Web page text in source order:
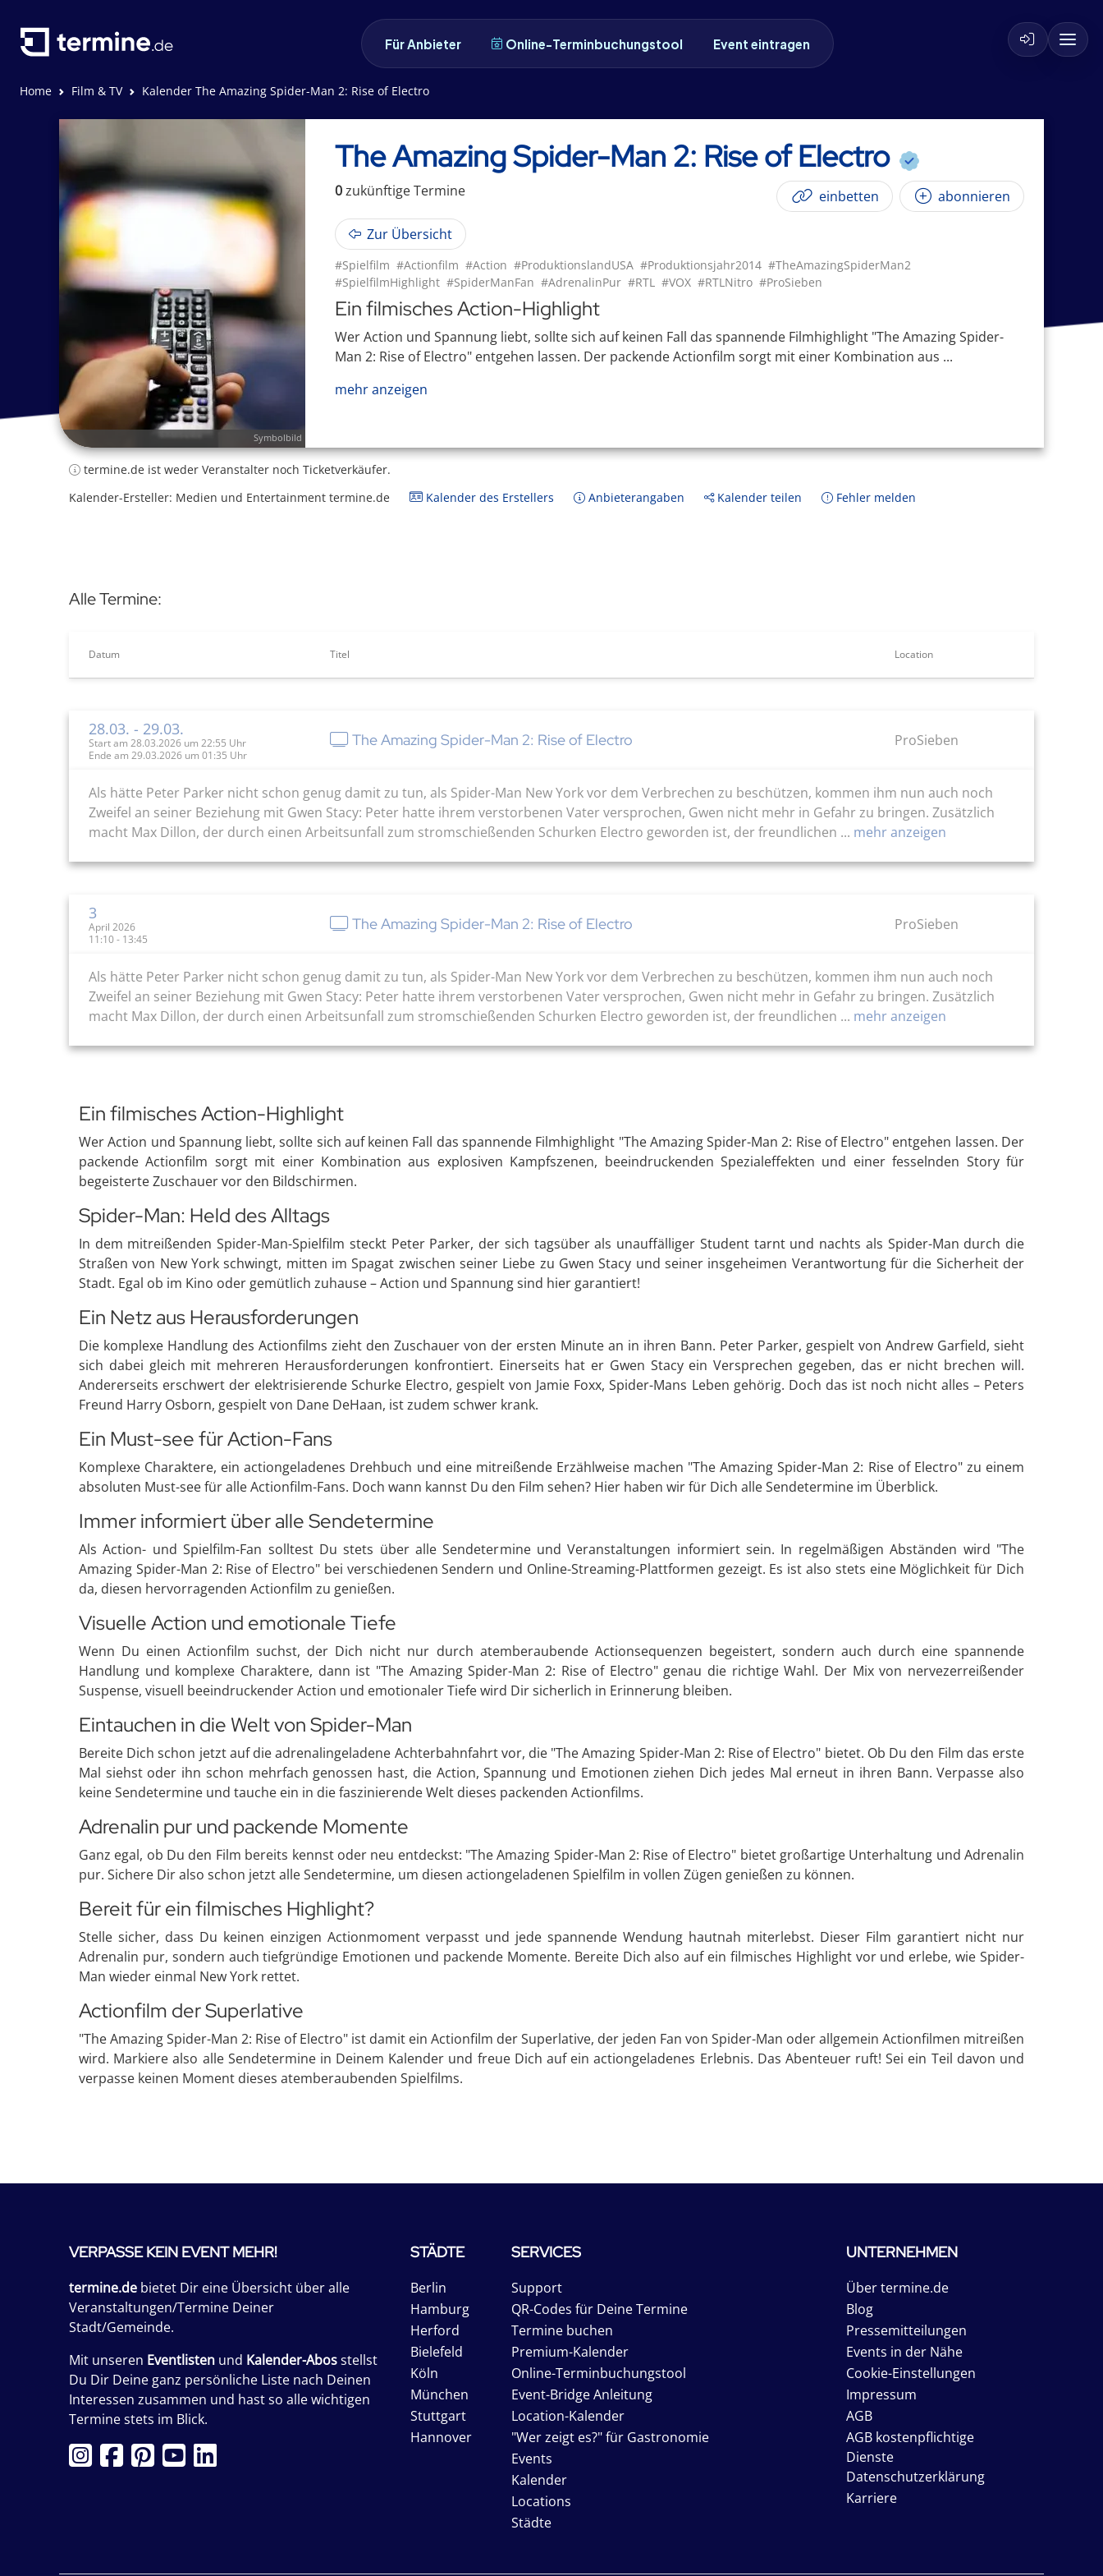
Für Anbieter Online-Terminbuchungstool Event eintragen
Home Film & TV Kalender The Amazing Spider-Man 2: Rise of Electro
Symbolbild
The Amazing Spider-Man 2: Rise of Electro
0zukünftigeTermine einbetten abonnieren
Zur Übersicht
#Spielfilm #Actionfilm #Action #ProduktionslandUSA #Produktionsjahr2014 #TheAmazingSpiderMan2
#SpielfilmHighlight #SpiderManFan #AdrenalinPur #RTL #VOX #RTLNitro #ProSieben
Ein filmisches Action-Highlight
Wer Action und Spannung liebt, sollte sich auf keinen Fall das spannende Filmhighlight "The Amazing Spider-
Man 2: Rise of Electro" entgehen lassen. Der packende Actionfilm sorgt mit einer Kombination aus ...
mehr anzeigen
termine.de ist weder Veranstalter noch Ticketverkäufer.
Kalender-Ersteller: Medien und Entertainment termine.de
Kalender des Erstellers Anbieterangaben Kalender teilen Fehler melden
Alle Termine:
Datum Titel Location
28.03. - 29.03.
Start am 28.03.2026 um 22:55 Uhr
Ende am 29.03.2026 um 01:35 Uhr
The Amazing Spider-Man 2: Rise of Electro ProSieben
Als hätte Peter Parker nicht schon genug damit zu tun, als Spider-Man New York vor dem Verbrechen zu beschützen, kommen ihm nun auch noch
Zweifel an seiner Beziehung mit Gwen Stacy: Peter hatte ihrem verstorbenen Vater versprochen, Gwen nicht mehr in Gefahr zu bringen. Zusätzlich
macht Max Dillon, der durch einen Arbeitsunfall zum stromschießenden Schurken Electro geworden ist, der freundlichen ... mehr anzeigen
3
April 2026
11:10 - 13:45
The Amazing Spider-Man 2: Rise of Electro ProSieben
Als hätte Peter Parker nicht schon genug damit zu tun, als Spider-Man New York vor dem Verbrechen zu beschützen, kommen ihm nun auch noch
Zweifel an seiner Beziehung mit Gwen Stacy: Peter hatte ihrem verstorbenen Vater versprochen, Gwen nicht mehr in Gefahr zu bringen. Zusätzlich
macht Max Dillon, der durch einen Arbeitsunfall zum stromschießenden Schurken Electro geworden ist, der freundlichen ... mehr anzeigen
Ein filmisches Action-Highlight
Wer Action und Spannung liebt, sollte sich auf keinen Fall das spannende Filmhighlight "The Amazing Spider-Man 2: Rise of Electro" entgehen lassen. Der
packende Actionfilm sorgt mit einer Kombination aus explosiven Kampfszenen, beeindruckenden Spezialeffekten und einer fesselnden Story für
begeisterte Zuschauer vor den Bildschirmen.
Spider-Man: Held des Alltags
In dem mitreißenden Spider-Man-Spielfilm steckt Peter Parker, der sich tagsüber als unauffälliger Student tarnt und nachts als Spider-Man durch die
Straßen von New York schwingt, mitten im Spagat zwischen seiner Liebe zu Gwen Stacy und seiner insgeheimen Verantwortung für die Sicherheit der
Stadt. Egal ob im Kino oder gemütlich zuhause – Action und Spannung sind hier garantiert!
Ein Netz aus Herausforderungen
Die komplexe Handlung des Actionfilms zieht den Zuschauer von der ersten Minute an in ihren Bann. Peter Parker, gespielt von Andrew Garfield, sieht
sich dabei gleich mit mehreren Herausforderungen konfrontiert. Einerseits hat er Gwen Stacy ein Versprechen gegeben, das er nicht brechen will.
Andererseits erschwert der elektrisierende Schurke Electro, gespielt von Jamie Foxx, Spider-Mans Leben gehörig. Doch das ist noch nicht alles – Peters
Freund Harry Osborn, gespielt von Dane DeHaan, ist zudem schwer krank.
Ein Must-see für Action-Fans
Komplexe Charaktere, ein actiongeladenes Drehbuch und eine mitreißende Erzählweise machen "The Amazing Spider-Man 2: Rise of Electro" zu einem
absoluten Must-see für alle Actionfilm-Fans. Doch wann kannst Du den Film sehen? Hier haben wir für Dich alle Sendetermine im Überblick.
Immer informiert über alle Sendetermine
Als Action- und Spielfilm-Fan solltest Du stets über alle Sendetermine und Veranstaltungen informiert sein. In regelmäßigen Abständen wird "The
Amazing Spider-Man 2: Rise of Electro" bei verschiedenen Sendern und Online-Streaming-Plattformen gezeigt. Es ist also stets eine Möglichkeit für Dich
da, diesen hervorragenden Actionfilm zu genießen.
Visuelle Action und emotionale Tiefe
Wenn Du einen Actionfilm suchst, der Dich nicht nur durch atemberaubende Actionsequenzen begeistert, sondern auch durch eine spannende
Handlung und komplexe Charaktere, dann ist "The Amazing Spider-Man 2: Rise of Electro" genau die richtige Wahl. Der Mix von nervezerreißender
Suspense, visuell beeindruckender Action und emotionaler Tiefe wird Dir sicherlich in Erinnerung bleiben.
Eintauchen in die Welt von Spider-Man
Bereite Dich schon jetzt auf die adrenalingeladene Achterbahnfahrt vor, die "The Amazing Spider-Man 2: Rise of Electro" bietet. Ob Du den Film das erste
Mal siehst oder ihn schon mehrfach genossen hast, die Action, Spannung und Emotionen ziehen Dich jedes Mal erneut in ihren Bann. Verpasse also
keine Sendetermine und tauche ein in die faszinierende Welt dieses packenden Actionfilms.
Adrenalin pur und packende Momente
Ganz egal, ob Du den Film bereits kennst oder neu entdeckst: "The Amazing Spider-Man 2: Rise of Electro" bietet großartige Unterhaltung und Adrenalin
pur. Sichere Dir also schon jetzt alle Sendetermine, um diesen actiongeladenen Spielfilm in vollen Zügen genießen zu können.
Bereit für ein filmisches Highlight?
Stelle sicher, dass Du keinen einzigen Actionmoment verpasst und jede spannende Wendung hautnah miterlebst. Dieser Film garantiert nicht nur
Adrenalin pur, sondern auch tiefgründige Emotionen und packende Momente. Bereite Dich also auf ein filmisches Highlight vor und erlebe, wie Spider-
Man wieder einmal New York rettet.
Actionfilm der Superlative
"The Amazing Spider-Man 2: Rise of Electro" ist damit ein Actionfilm der Superlative, der jeden Fan von Spider-Man oder allgemein Actionfilmen mitreißen
wird. Markiere also alle Sendetermine in Deinem Kalender und freue Dich auf ein actiongeladenes Erlebnis. Das Abenteuer ruft! Sei ein Teil davon und
verpasse keinen Moment dieses atemberaubenden Spielfilms.
VERPASSE KEIN EVENT MEHR!
termine.de bietet Dir eine Übersicht über alle
Veranstaltungen/Termine Deiner
Stadt/Gemeinde.
Mit unseren Eventlisten und Kalender-Abosstellst
Du Dir Deine ganz persönliche Liste nach Deinen
Interessen zusammen und hast so alle wichtigen
Termine stets im Blick.
STÄDTE
Berlin
Hamburg
Herford
Bielefeld
Köln
München
Stuttgart
Hannover
SERVICES
Support
QR-Codes für Deine Termine
Termine buchen
Premium-Kalender
Online-Terminbuchungstool
Event-Bridge Anleitung
Location-Kalender
"Wer zeigt es?" für Gastronomie
Events
Kalender
Locations
Städte
UNTERNEHMEN
Über termine.de
Blog
Pressemitteilungen
Events in der Nähe
Cookie-Einstellungen
Impressum
AGB
AGB kostenpflichtige
Dienste
Datenschutzerklärung
Karriere